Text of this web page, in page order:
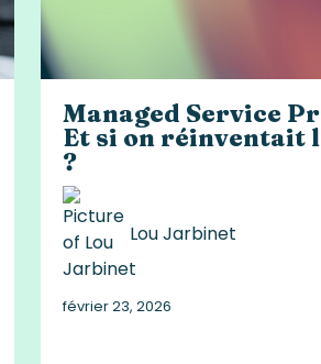
Managed Service
Et si on réinventait
?
Lou Jarbinet
février 23, 2026